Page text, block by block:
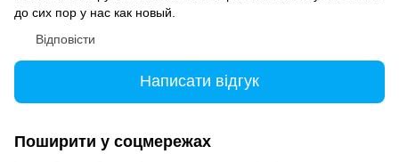
до сих пор у нас как новый.
Відповісти
Написати відгук
Поширити у соцмережах